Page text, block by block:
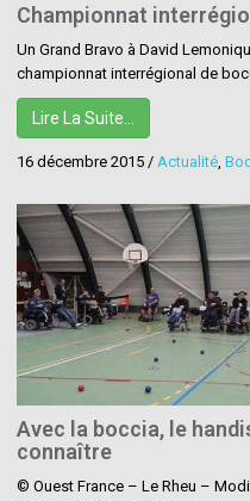
Championnat
Un Grand Bravo à David
championnat interrégional de
Lire La Suite…
16 décembre 2015 / Actualité ,
Avec la boccia, le
connaître
© Ouest France – Le Rheu –